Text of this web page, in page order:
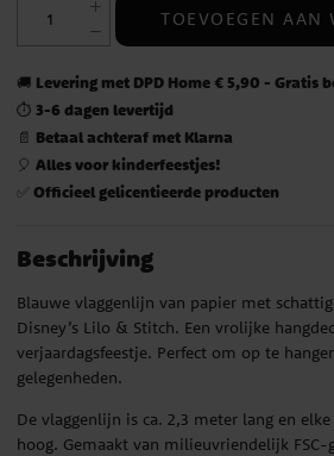
TOEVOEGEN AAN
🚚 Levering met DPD Home € 5,90 - Gratis
⏱️ 3-6 dagen levertijd
📄 Betaal achteraf met Klarna
🎈 Alles voor kinderfeestjes!
✅ Officieel gelicentieerde producten
Beschrijving
Blauwe vlaggenlijn van papier met
Disney’s Lilo & Stitch. Een vrolijke
verjaardagsfeestje. Perfect om op te
gelegenheden.
De vlaggenlijn is ca. 2,3 meter lang en
hoog. Gemaakt van milieuvriendelijk FSC-